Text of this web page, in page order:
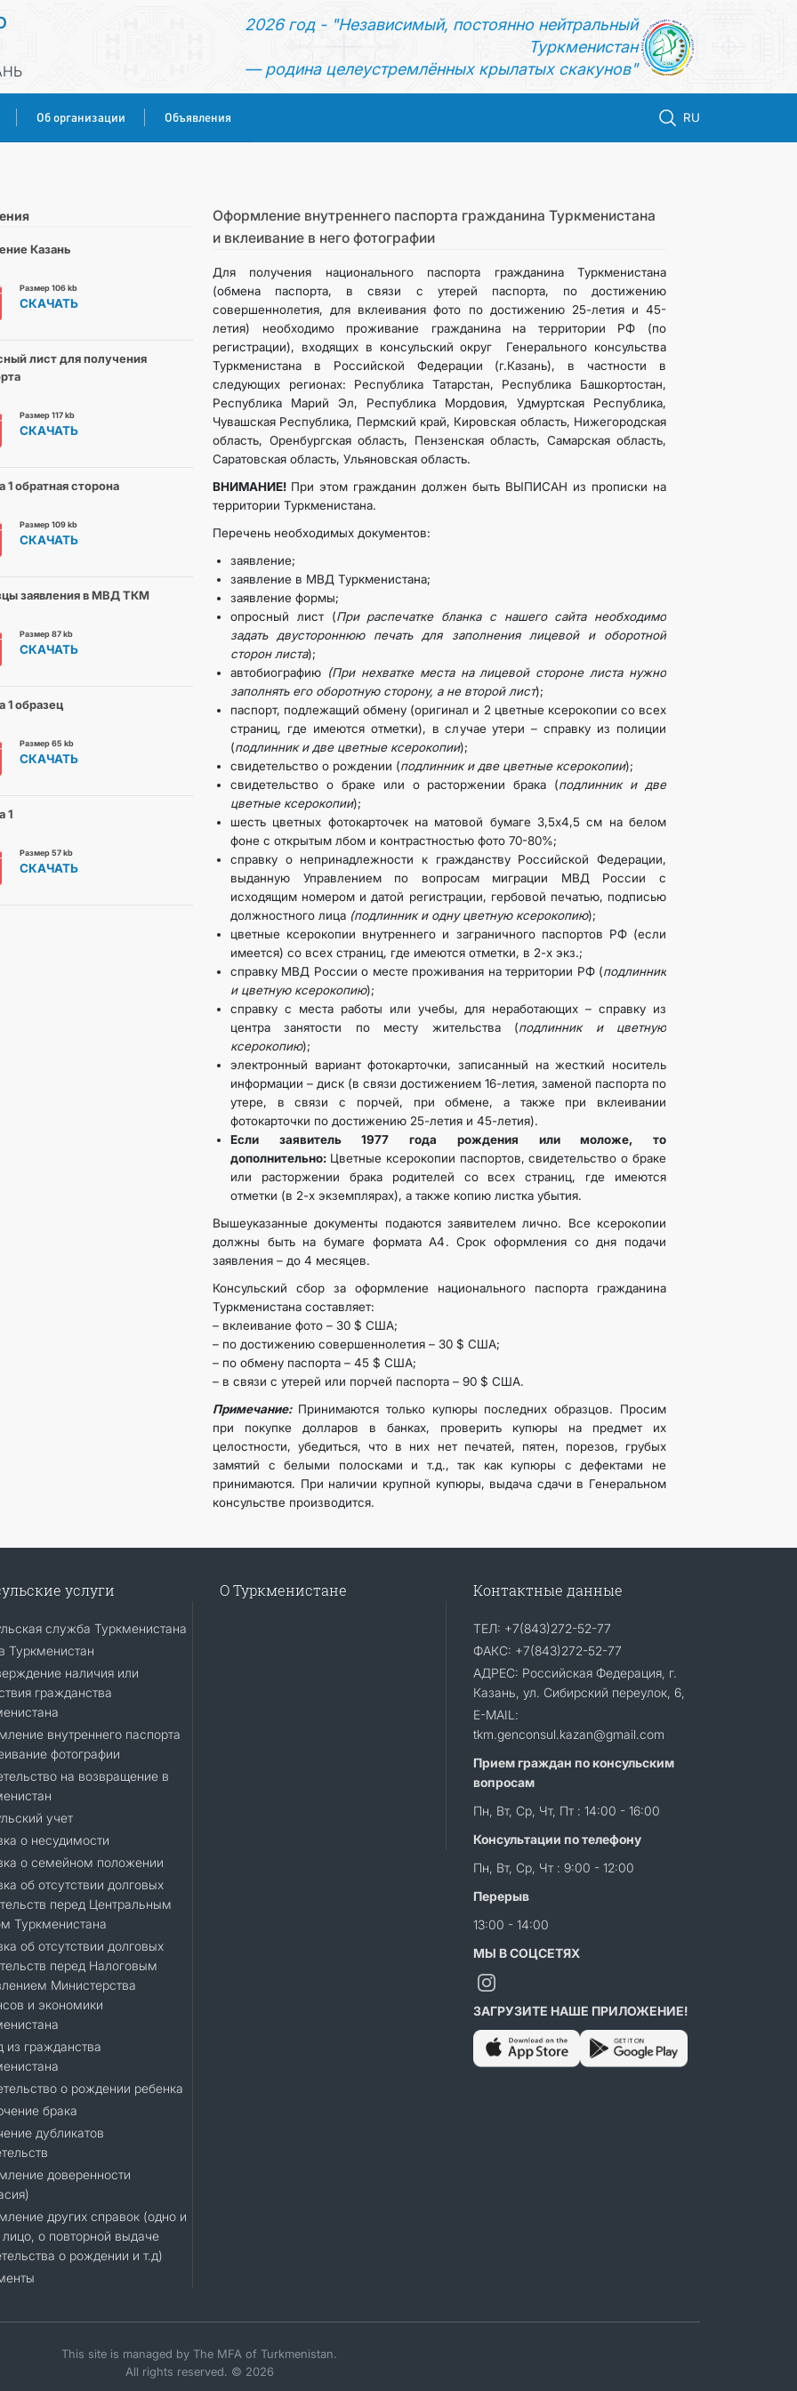
2026 год - "Независимый, постоянно нейтральный
Туркменистан
— родина целеустремлённых крылатых скакунов"
Об организации Объявления RU
НОВОСТИ
ОБ ОРГАНИЗАЦИИ
ОБЪЯВЛЕНИЯ
Оформление внутреннего паспорта гражданина Туркменистана
и вклеивание в него фотографии
Для получения национального паспорта гражданина Туркменистана
(обмена паспорта, в связи с утерей паспорта, по достижению
совершеннолетия, для вклеивания фото по достижению 25-летия и 45-
летия) необходимо проживание гражданина на территории РФ (по
регистрации), входящих в консульский округ Генерального консульства
Туркменистана в Российской Федерации (г.Казань), в частности в
следующих регионах: Республика Татарстан, Республика Башкортостан,
Республика Марий Эл, Республика Мордовия, Удмуртская Республика,
Чувашская Республика, Пермский край, Кировская область, Нижегородская
область, Оренбургская область, Пензенская область, Самарская область,
Саратовская область, Ульяновская область.
ВНИМАНИЕ! При этом гражданин должен быть ВЫПИСАН из прописки на
территории Туркменистана.
Перечень необходимых документов:
заявление;
заявление в МВД Туркменистана;
заявление формы;
опросный лист (При распечатке бланка с нашего сайта необходимо
задать двустороннюю печать для заполнения лицевой и оборотной
сторон листа);
автобиографию (При нехватке места на лицевой стороне листа нужно
заполнять его оборотную сторону, а не второй лист);
паспорт, подлежащий обмену (оригинал и 2 цветные ксерокопии со всех
страниц, где имеются отметки), в случае утери – справку из полиции
(подлинник и две цветные ксерокопии);
свидетельство о рождении (подлинник и две цветные ксерокопии);
свидетельство о браке или о расторжении брака (подлинник и две
цветные ксерокопии);
шесть цветных фотокарточек на матовой бумаге 3,5х4,5 см на белом
фоне с открытым лбом и контрастностью фото 70-80%;
справку о непринадлежности к гражданству Российской Федерации,
выданную Управлением по вопросам миграции МВД России с
исходящим номером и датой регистрации, гербовой печатью, подписью
должностного лица (подлинник и одну цветную ксерокопию);
цветные ксерокопии внутреннего и заграничного паспортов РФ (если
имеется) со всех страниц, где имеются отметки, в 2-х экз.;
справку МВД России о месте проживания на территории РФ (подлинник
и цветную ксерокопию);
справку с места работы или учебы, для неработающих – справку из
центра занятости по месту жительства (подлинник и цветную
ксерокопию);
электронный вариант фотокарточки, записанный на жесткий носитель
информации – диск (в связи достижением 16-летия, заменой паспорта по
утере, в связи с порчей, при обмене, а также при вклеивании
фотокарточки по достижению 25-летия и 45-летия).
Если заявитель 1977 года рождения или моложе, то
дополнительно: Цветные ксерокопии паспортов, свидетельство о браке
или расторжении брака родителей со всех страниц, где имеются
отметки (в 2-х экземплярах), а также копию листка убытия.
Вышеуказанные документы подаются заявителем лично. Все ксерокопии
должны быть на бумаге формата А4. Срок оформления со дня подачи
заявления – до 4 месяцев.
Консульский сбор за оформление национального паспорта гражданина
Туркменистана составляет:
– вклеивание фото – 30 $ США;
– по достижению совершеннолетия – 30 $ США;
– по обмену паспорта – 45 $ США;
– в связи с утерей или порчей паспорта – 90 $ США.
Примечание: Принимаются только купюры последних образцов. Просим
при покупке долларов в банках, проверить купюры на предмет их
целостности, убедиться, что в них нет печатей, пятен, порезов, грубых
замятий с белыми полосками и т.д., так как купюры с дефектами не
принимаются. При наличии крупной купюры, выдача сдачи в Генеральном
консульстве производится.
Казань
Размер 106 kb
СКАЧАТЬ
лист для получения
Размер 117 kb
СКАЧАТЬ
1 обратная сторона
Размер 109 kb
СКАЧАТЬ
заявления в МВД ТКМ
Размер 87 kb
СКАЧАТЬ
1 образец
Размер 65 kb
СКАЧАТЬ
1
Размер 57 kb
СКАЧАТЬ
услуги
служба Туркменистана
Туркменистан
наличия или
гражданства
внутреннего паспорта
фотографии
на возвращение в
учет
о несудимости
о семейном положении
об отсутствии долговых
перед Центральным
Туркменистана
об отсутствии долговых
перед Налоговым
Министерства
и экономики
из гражданства
о рождении ребенка
брака
дубликатов
доверенности
других справок (одно и
о повторной выдаче
о рождении и т.д)
О Туркменистане Контактные данные
ТЕЛ: +7(843)272-52-77
ФАКС: +7(843)272-52-77
АДРЕС: Российская Федерация, г.
Казань, ул. Сибирский переулок, 6,
E-MAIL:
tkm.genconsul.kazan@gmail.com
Прием граждан по консульским
вопросам
Пн, Вт, Ср, Чт, Пт : 14:00 - 16:00
Консультации по телефону
Пн, Вт, Ср, Чт : 9:00 - 12:00
Перерыв
13:00 - 14:00
МЫ В СОЦСЕТЯХ
ЗАГРУЗИТЕ НАШЕ ПРИЛОЖЕНИЕ!
This site is managed by The MFA of Turkmenistan.
All rights reserved. © 2026